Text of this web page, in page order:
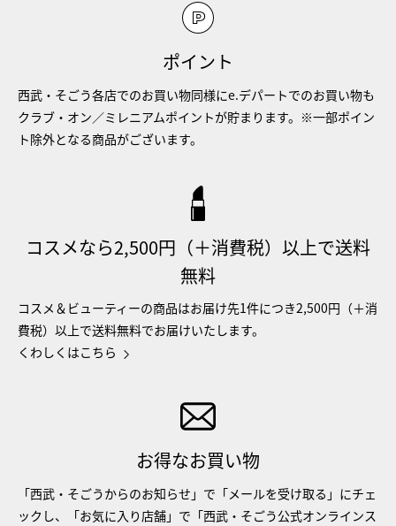
ポイント
西武・そごう各店でのお買い物同様にe.デパートでのお買い物も
クラブ・オン／ミレニアムポイントが貯まります。※一部ポイン
ト除外となる商品がございます。
コスメなら2,500円（＋消費税）以上で送料
無料
コスメ＆ビューティーの商品はお届け先1件につき2,500円（＋消
費税）以上で送料無料でお届けいたします。
くわしくはこちら
お得なお買い物
「西武・そごうからのお知らせ」で「メールを受け取る」にチェ
ックし、「お気に入り店舗」で「西武・そごう公式オンラインス